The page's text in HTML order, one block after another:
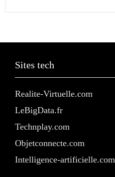
Sites tech
Realite-Virtuelle.com
LeBigData.fr
Technplay.com
Objetconnecte.com
Intelligence-artificielle.com